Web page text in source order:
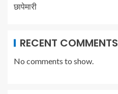
छापेमारी
RECENT COMMENTS
No comments to show.